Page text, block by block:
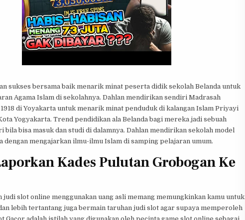
sukses bersama baik menarik minat peserta didik sekolah Belanda untuk
Agama Islam di sekolahnya. Dahlan mendirikan sendiri Madrasah
di Yoyakarta untuk menarik minat penduduk di kalangan Islam Priyayi
Yogyakarta. Trend pendidikan ala Belanda bagi mereka jadi sebuah
bila bisa masuk dan studi di dalamnya. Dahlan mendirikan sekolah model
dengan mengajarkan ilmu-ilmu Islam di samping pelajaran umum.
Kades Pulutan Grobogan Ke
judi slot online menggunakan uang asli memang memungkinkan kamu untuk
lebih tertantang juga bermain taruhan judi slot agar supaya memperoleh